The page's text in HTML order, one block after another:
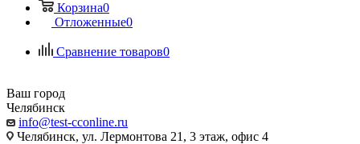
Корзина0
Отложенные0
Сравнение товаров0
Ваш город
Челябинск
info@test-cconline.ru
Челябинск, ул. Лермонтова 21, 3 этаж, офис 4